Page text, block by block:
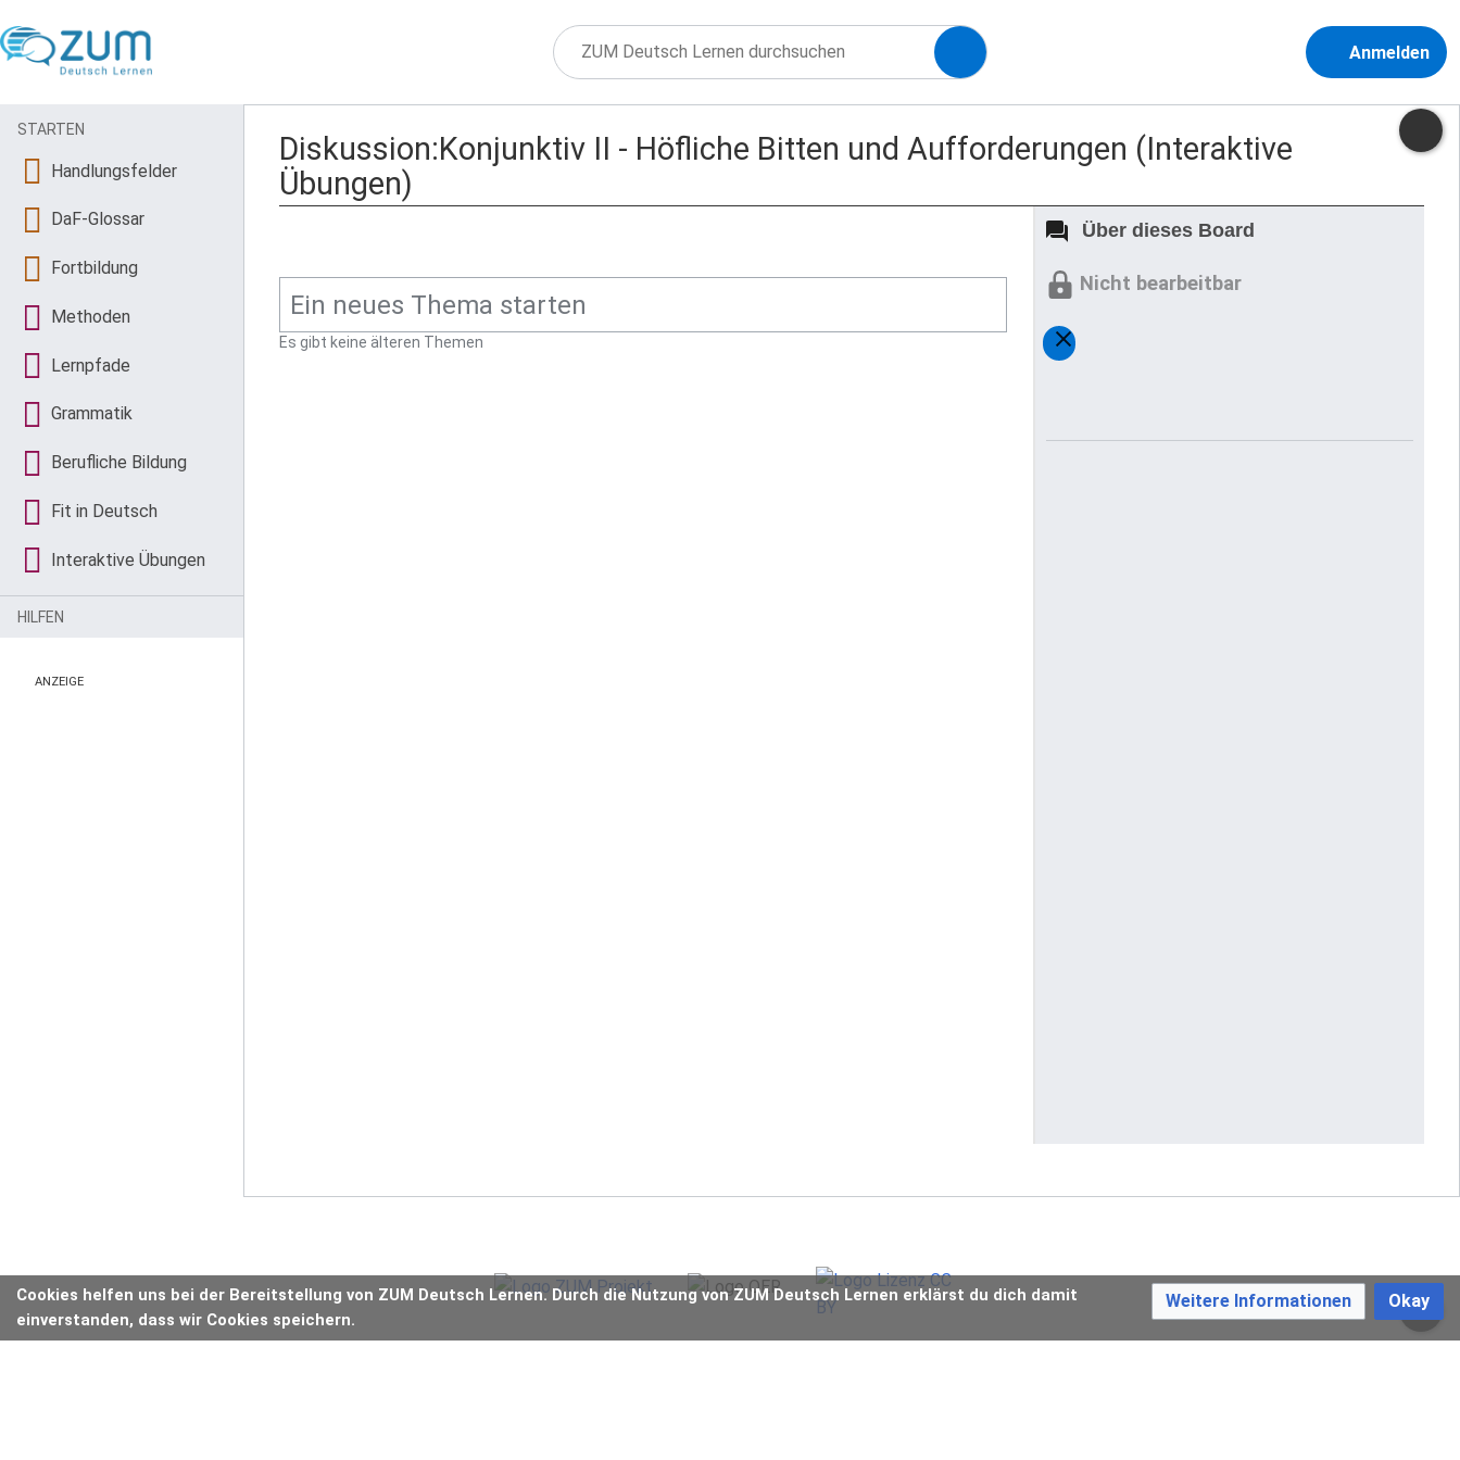
Anmelden
Diskussion:Konjunktiv II - Höfliche Bitten und Aufforderungen (Interaktive
Übungen)
Über dieses Board
Nicht bearbeitbar
Es gibt keine älteren Themen
Cookies helfen uns bei der Bereitstellung von ZUM Deutsch Lernen. Durch die Nutzung von ZUM Deutsch Lernen erklärst du dich damit
einverstanden, dass wir Cookies speichern.
Weitere Informationen Okay
STARTEN
Handlungsfelder
DaF-Glossar
Fortbildung
Methoden
Lernpfade
Grammatik
Berufliche Bildung
Fit in Deutsch
Interaktive Übungen
HILFEN
ANZEIGE